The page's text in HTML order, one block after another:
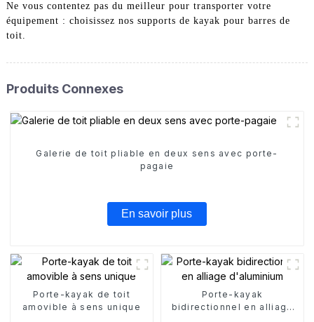
Ne vous contentez pas du meilleur pour transporter votre
équipement : choisissez nos supports de kayak pour barres de
toit.
Produits Connexes
Galerie de toit pliable en deux sens avec porte-
pagaie
En savoir plus
Porte-kayak de toit
amovible à sens unique
Porte-kayak
bidirectionnel en alliage